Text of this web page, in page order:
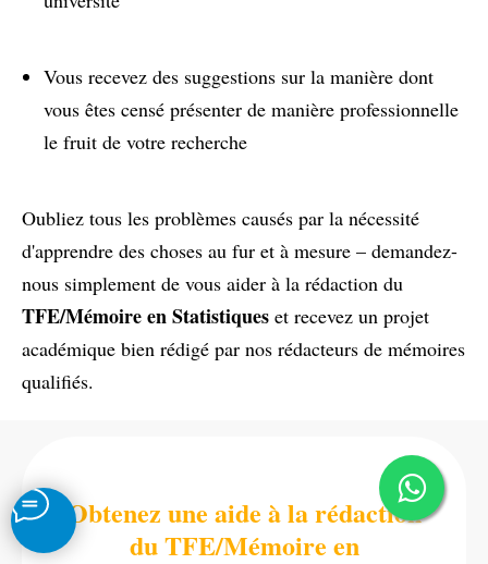
Vous recevez des suggestions sur la manière dont
vous êtes censé présenter de manière professionnelle
le fruit de votre recherche
Oubliez tous les problèmes causés par la nécessité
d'apprendre des choses au fur et à mesure – demandez-
nous simplement de vous aider à la rédaction du
TFE/Mémoire en Statistiques et recevez un projet
académique bien rédigé par nos rédacteurs de mémoires
qualifiés.
Obtenez une aide à la rédaction
du TFE/Mémoire en